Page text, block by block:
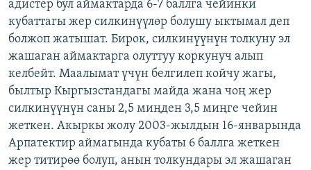
ЭЕ/АРнун бардык сайттары
адистер бул аймактарда 6-7 баллга чейинки
кубаттагы жер силкинүүлөр болушу ыктымал деп
болжоп жатышат. Бирок, силкинүүнүн толкуну эл
жашаган аймактарга олуттуу коркунуч алып
келбейт. Маалымат үчүн белгилеп койчу жагы,
былтыр Кыргызстандагы майда жана чоң жер
силкинүүнүн саны 2,5 миңден 3,5 миңге чейин
жеткен. Акыркы жолу 2003-жылдын 16-январында
Арпатектир аймагында кубаты 6 баллга жеткен
жер титирөө болуп, анын толкундары эл жашаган